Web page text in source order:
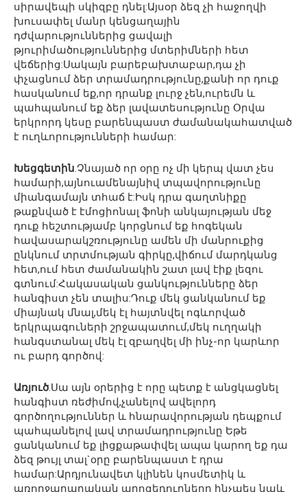
սիրավեպի սկիզբը դնել:Այսօր ձեզ չի հաջողվի
խուսափել մանր կենցաղային
դժվարություններից ցավալի
թյուրիմածություններից մտերիմների հետ
վեճերից:Սակայն բարեբախտաբար,դա չի
փչացնում ձեր տրամադրությունը,քանի որ դուք
հասկանում եք,որ դրանք լուրջ չեն,ուրեմն և
պահպանում եք ձեր լավատեսությունը Օրվա
երկրորդ կեսը բարենպաստ ժամանակահատված
է ուղևորությունների համար:
Խեցգետին.Չնայած որ օրը ոչ մի կերպ վատ չես
համարի,այնուամենայնիվ տպավորությունը
միանգամայն տհաճ է:Իսկ դրա գաղտնիքը
թաքնված է էմոցիոնալ ֆոնի անկայության մեջ
դուք հեշտությամբ կորցնում եք հոգեկան
հավասարակշռությունը ամեն մի մանրուքից
ընկնում տրտմության գիրկը,վիճում մարդկանց
հետ,ում հետ ժամանակին շատ լավ էիք լեզու
գտնում:Հակասական ցանկությունները ձեր
հանգիստ չեն տալիս:Դուք մեկ ցանկանում եք
միայնակ մնալ,մեկ էլ հայտնվել ոգևորված
երկրպագուների շրջապատում,մեկ ուղղակի
հանգստանալ մեկ էլ զբաղվել մի ինչ-որ կարևոր
ու բարդ գործով:
Առյուծ.Սա այն օրերից է որը պետք է անցկացնել
հանգիստ ռեժիմով,չանելով ավելորդ
գործողություններ և հնարավորության դեպքում
պահպանելով լավ տրամադրությունը Եթե
ցանկանում եք լիցքաթափվել ապա կարող եք դա
ձեզ թույլ տալ`օրը բարենպաստ է դրա
համար:Արդյունավետ կլինեն կոսմետիկ և
առողջարարական պրոցեդուրները ինչպես նաև